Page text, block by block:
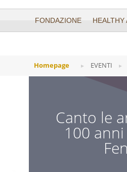
FONDAZIONE HEALTHY
Homepage EVENTI
Canto le
100